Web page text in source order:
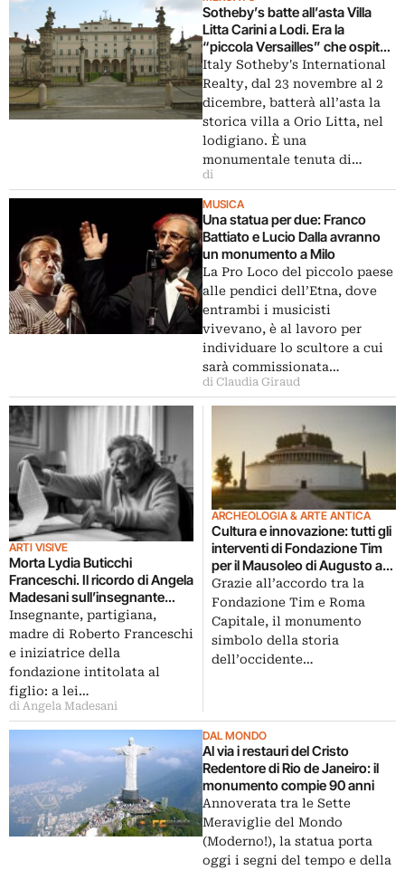
Sotheby’s batte all’asta Villa
Litta Carini a Lodi. Era la
“piccola Versailles” che ospitò
Puccini
Italy Sotheby's International
Realty, dal 23 novembre al 2
dicembre, batterà all’asta la
storica villa a Orio Litta, nel
lodigiano. È una
monumentale tenuta di…
di
MUSICA
Una statua per due: Franco
Battiato e Lucio Dalla avranno
un monumento a Milo
La Pro Loco del piccolo paese
alle pendici dell’Etna, dove
entrambi i musicisti
vivevano, è al lavoro per
individuare lo scultore a cui
sarà commissionata…
di Claudia Giraud
ARTI VISIVE
Morta Lydia Buticchi
Franceschi. Il ricordo di Angela
Madesani sull’insegnante
partigiana
Insegnante, partigiana,
madre di Roberto Franceschi
e iniziatrice della
fondazione intitolata al
figlio: a lei…
di Angela Madesani
ARCHEOLOGIA & ARTE ANTICA
Cultura e innovazione: tutti gli
interventi di Fondazione Tim
per il Mausoleo di Augusto a
Roma
Grazie all’accordo tra la
Fondazione Tim e Roma
Capitale, il monumento
simbolo della storia
dell’occidente…
DAL MONDO
Al via i restauri del Cristo
Redentore di Rio de Janeiro: il
monumento compie 90 anni
Annoverata tra le Sette
Meraviglie del Mondo
(Moderno!), la statua porta
oggi i segni del tempo e della